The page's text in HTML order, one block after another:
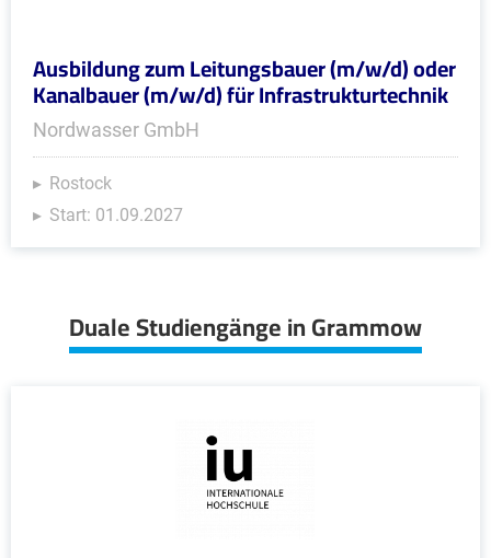
Ausbildung zum Leitungsbauer (m/w/d) oder
Kanalbauer (m/w/d) für Infrastrukturtechnik
Nordwasser GmbH
Rostock
Start: 01.09.2027
Duale Studiengänge in Grammow